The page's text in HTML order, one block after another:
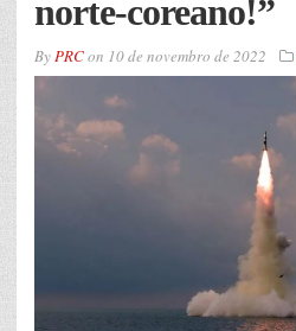
norte-coreano!”
ByPRCon 10 de novembro de 2022